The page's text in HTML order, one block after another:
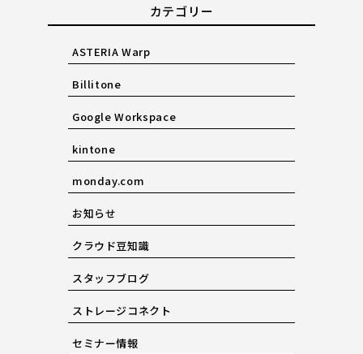
カテゴリー
ASTERIA Warp
Billitone
Google Workspace
kintone
monday.com
お知らせ
クラウド豆知識
スタッフブログ
ストレージコネクト
セミナー情報